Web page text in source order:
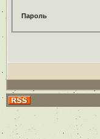
Пароль